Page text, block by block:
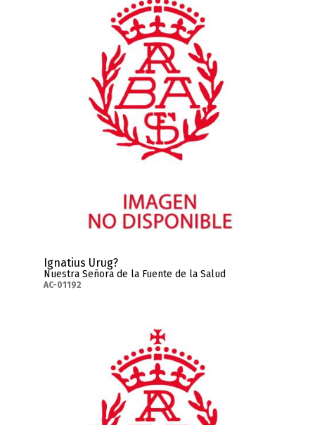
Ignatius Urug?
Nuestra Señora de la Fuente de la Salud
AC-01192